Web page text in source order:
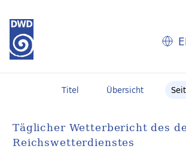
Titel Übersicht
Täglicher Wetterbericht des
Reichswetterdienstes